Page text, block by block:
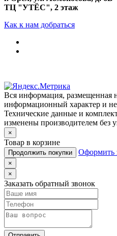
ТЦ "УТЁС", 2 этаж
Как к нам добраться
Вся информация, размещенная
информационный характер и
Технические данные и
изменены производителем без
×
Товар в корзине
Продолжить покупки Оформить
×
×
Заказать обратный звонок